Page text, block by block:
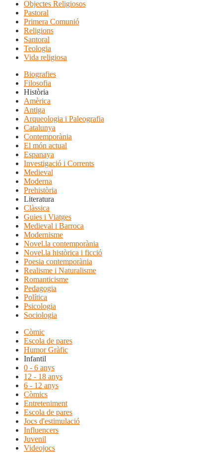
Objectes Religiosos
Pastoral
Primera Comunió
Religions
Santoral
Teologia
Vida religiosa
Biografies
Filosofia
Història
Amèrica
Antiga
Arqueologia i Paleografia
Catalunya
Contemporània
El món actual
Espanaya
Investigació i Corrents
Medieval
Moderna
Prehistòria
Literatura
Clàssica
Guies i Viatges
Medieval i Barroca
Modernisme
Novel.la contemporània
Novel.la històrica i ficció
Poesia contemporània
Realisme i Naturalisme
Romanticisme
Pedagogia
Política
Psicologia
Sociologia
Còmic
Escola de pares
Humor Gràfic
Infantil
0 - 6 anys
12 - 18 anys
6 - 12 anys
Còmics
Entreteniment
Escola de pares
Jocs d'estimulació
Influencers
Juvenil
Videojocs